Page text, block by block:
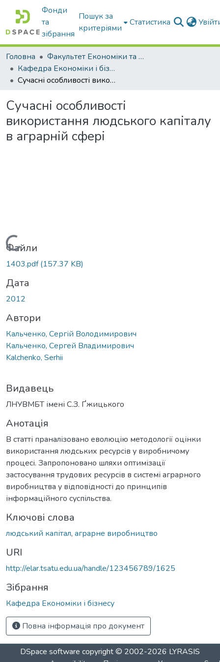
Фонди
та
зібрання
Пошук за
критеріями
Статистика
Головна
Факультет Економіки та бізнесу
Кафедра Економіки і бізнесу
Сучасні особливості використання людського капіталу в аграрній сфері
Сучасні особливості
використання людського капіталу
в аграрній сфері
Вантажиться...
Файли
1403.pdf(157.37 KB)
Дата
2012
Автори
Кальченко, Сергій Володимирович
Кальченко, Сергей Владимирович
Kalchenko, Serhii
Видавець
ЛНУВМБТ імені С.З. Ґжицького
Анотація
В статті праналізовано еволюцію методології оцінки
використання людських ресурсів у виробничому
процесі. Запропоновано шляхи оптимізації
застосування трудових ресурсів в системі аграрного
виробництва у відповідності до принципів
інформаційного суспільства.
Ключові слова
людський капітал, аграрне виробництво
URI
http://elar.tsatu.edu.ua/handle/123456789/1625
Зібрання
Кафедра Економіки і бізнесу
Повна інформація про документ
DSpace software copyright © 2002-2026 LYRASIS